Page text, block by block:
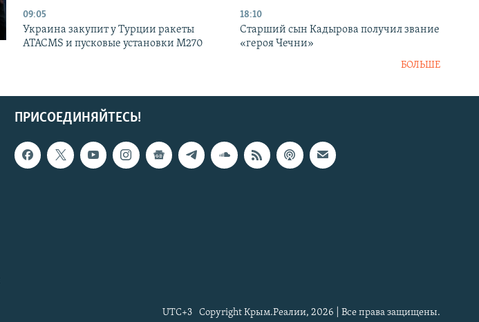
09:05
Украина закупит у Турции ракеты
ATACMS и пусковые установки M270
18:10
Старший сын Кадырова получил звание
«героя Чечни»
БОЛЬШЕ
ПРИСОЕДИНЯЙТЕСЬ!
Copyright Крым.Реалии, 2026 | Все права защищены.
UTC+3